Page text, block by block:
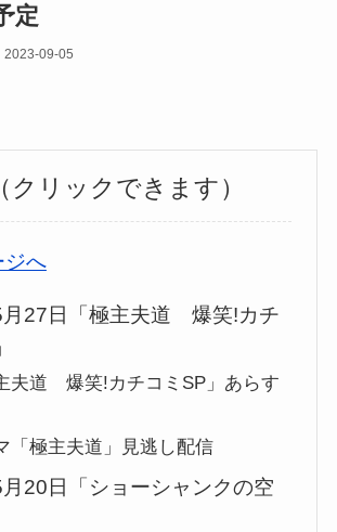
定
2023-09-05
クリックできます）
ジへ
月27日「極主夫道 爆笑!カチ
夫道 爆笑!カチコミSP」あらす
「極主夫道」見逃し配信
20日「ショーシャンクの空